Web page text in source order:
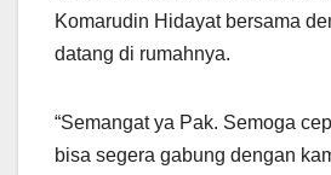
Komarudin Hidayat bersama
datang di rumahnya.
“Semangat ya Pak. Semoga
bisa segera gabung dengan